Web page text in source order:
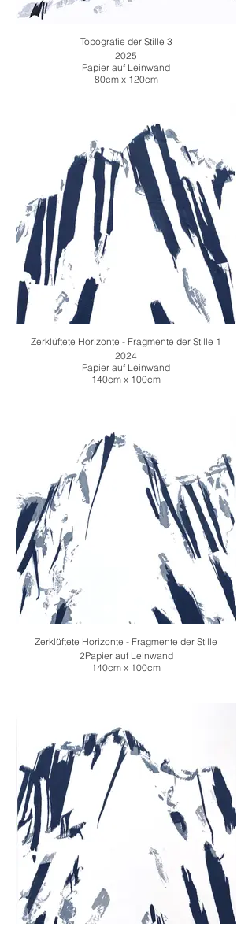
Topografie der Stille 3
2025
Papier auf Leinwand
80cm x 120cm
Zerklüftete Horizonte - Fragmente der Stille 1
2024
Papier auf Leinwand
140cm x 100cm
Zerklüftete Horizonte - Fragmente der Stille
2Papier auf Leinwand
140cm x 100cm